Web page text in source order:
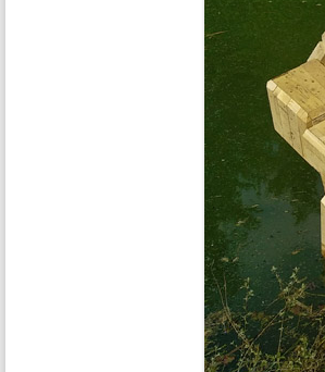
ICARE 2.0
SARU NO O
ARACHNÉE
VPOM
VPGM
SANS TITRE
FLYING DEVICE